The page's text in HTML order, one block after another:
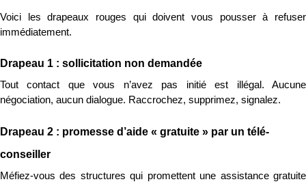
Voici les drapeaux rouges qui doivent vous pousser à refuser
immédiatement.
Drapeau 1 : sollicitation non demandée
Tout contact que vous n’avez pas initié est illégal. Aucune
négociation, aucun dialogue. Raccrochez, supprimez, signalez.
Drapeau 2 : promesse d’aide « gratuite » par un télé-
conseiller
Méfiez-vous des structures qui promettent une assistance gratuite